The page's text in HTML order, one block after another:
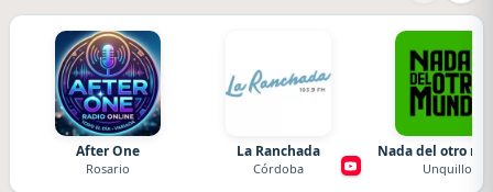
After One
Rosario
La Ranchada
Córdoba
Nada del otro
Unquillo